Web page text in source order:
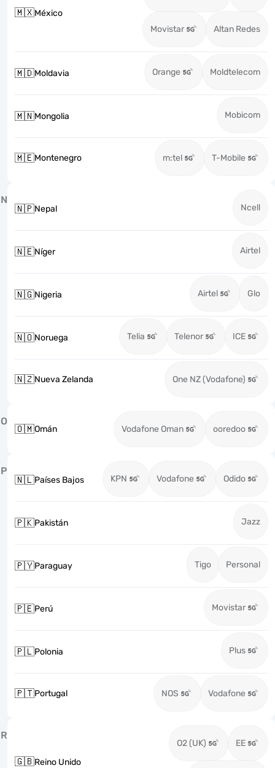
🇲🇽México
Movistar Altan Redes
🇲🇩Moldavia Orange Moldtelecom
🇲🇳Mongolia Mobicom
🇲🇪Montenegro m:tel T-Mobile
N
🇳🇵Nepal Ncell
🇳🇪Níger Airtel
🇳🇬Nigeria Airtel Glo
🇳🇴Noruega Telia Telenor ICE
🇳🇿Nueva Zelanda One NZ (Vodafone)
O
🇴🇲Omán Vodafone Oman ooredoo
P
🇳🇱Países Bajos KPN Vodafone Odido
🇵🇰Pakistán Jazz
🇵🇾Paraguay Tigo Personal
🇵🇪Perú Movistar
🇵🇱Polonia Plus
🇵🇹Portugal NOS Vodafone
R
🇬🇧Reino Unido
O2 (UK) EE